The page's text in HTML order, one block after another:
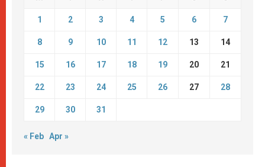
1 2 3 4 5 6 7
8 9 10 11 12 13 14
15 16 17 18 19 20 21
22 23 24 25 26 27 28
29 30 31
« Feb Apr »